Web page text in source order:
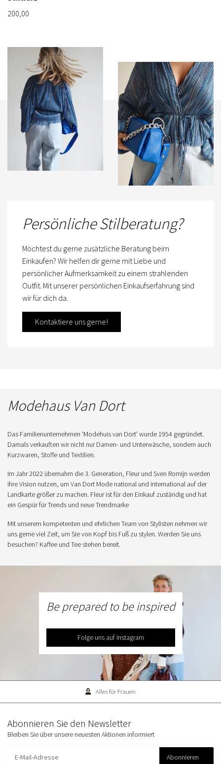
200,00
Persönliche Stilberatung?
Möchtest du gerne zusätzliche Beratung beim
Einkaufen? Wir helfen dir gerne mit Liebe und
persönlicher Aufmerksamkeit zu einem strahlenden
Outfit. Mit unserer persönlichen Einkaufserfahrung sind
wir für dich da.
Kontaktiere uns gerne!
Modehaus Van Dort
Das Familienunternehmen 'Modehuis van Dort' wurde 1954 gegründet.
Damals verkauften wir nicht nur Damen- und Unterwäsche, sondern auch
Kurzwaren, Stoffe und Textilien.
Im Jahr 2022 übernahm die 3. Generation, Fleur und Sven Romijn werden
ihre Vision nutzen, um Van Dort Mode national und international auf der
Landkarte größer zu machen. Fleur ist für den Einkauf zuständig und hat
ein Gespür für Trends und neue Trendmarke
Mit unserem kompetenten und ehrlichen Team von Stylisten nehmen wir
uns gerne viel Zeit, um Sie von Kopf bis Fuß zu stylen. Werden Sie uns
besuchen? Kaffee und Tee stehen bereit.
Be prepared to be inspired
Folge uns auf Instagram
Alles für Frauen
Abonnieren Sie den Newsletter
Bleiben Sie über unsere neuesten Aktionen informiert
Abonnieren